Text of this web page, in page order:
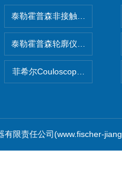
泰勒霍普森非接触式轮廓仪
泰勒霍普森轮廓仪|TAYLOR
菲希尔Couloscope CMS2电
限责任公司(www.fischer-